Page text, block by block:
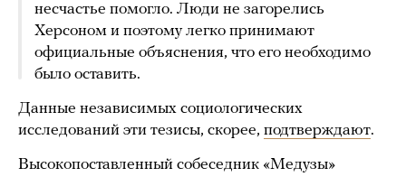
несчастье помогло. Люди не загорелись
Херсоном и поэтому легко принимают
официальные объяснения, что его необходимо
было оставить.
Данные независимых социологических
исследований эти тезисы, скорее, подтверждают.
Высокопоставленный собеседник «Медузы»